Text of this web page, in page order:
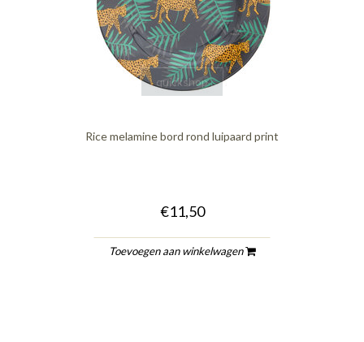
quickshop
Rice melamine bord rond luipaard print
€11,50
Toevoegen aan winkelwagen